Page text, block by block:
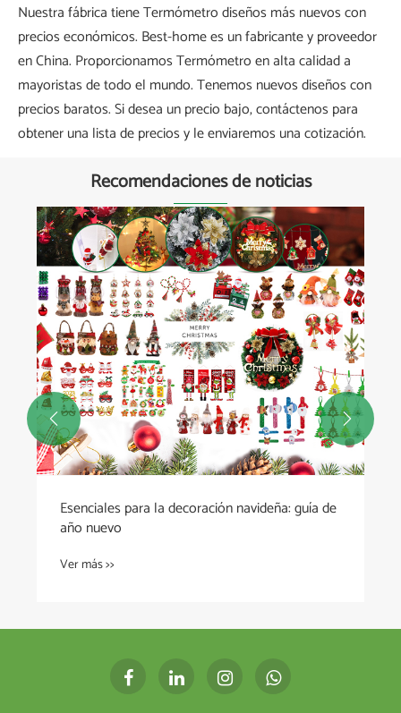
Nuestra fábrica tiene Termómetro diseños más nuevos con
precios económicos. Best-home es un fabricante y proveedor
en China. Proporcionamos Termómetro en alta calidad a
mayoristas de todo el mundo. Tenemos nuevos diseños con
precios baratos. Si desea un precio bajo, contáctenos para
obtener una lista de precios y le enviaremos una cotización.
Recomendaciones de noticias
Esenciales para la decoración navideña: guía de
año nuevo
Ver más >>
 